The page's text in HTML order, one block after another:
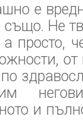
е
Не
просто,
от
негови
и